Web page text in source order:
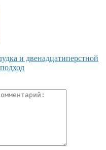
и двенадцатиперстной